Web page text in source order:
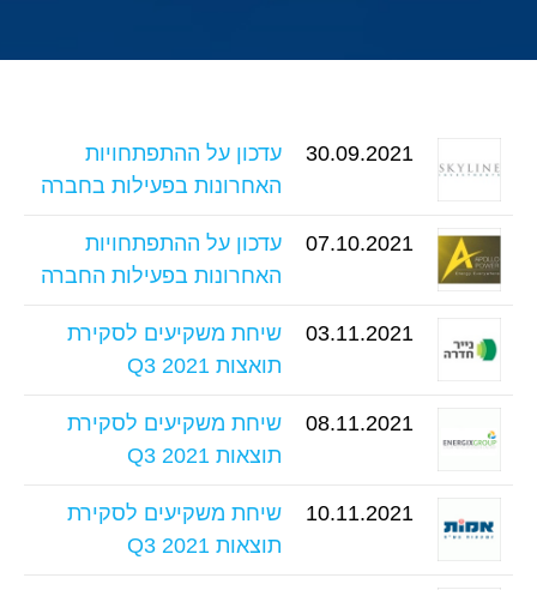
30.09.2021
עדכון על ההתפתחויות
האחרונות בפעילות בחברה
07.10.2021
עדכון על ההתפתחויות
האחרונות בפעילות החברה
03.11.2021
שיחת משקיעים לסקירת
תואצות Q3 2021
08.11.2021
שיחת משקיעים לסקירת
תוצאות Q3 2021
10.11.2021
שיחת משקיעים לסקירת
תוצאות Q3 2021